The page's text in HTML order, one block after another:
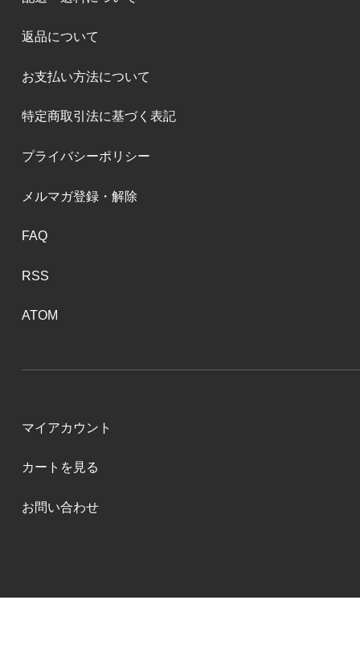
返品について
お支払い方法について
特定商取引法に基づく表記
プライバシーポリシー
メルマガ登録・解除
FAQ
RSS
ATOM
マイアカウント
カートを見る
お問い合わせ